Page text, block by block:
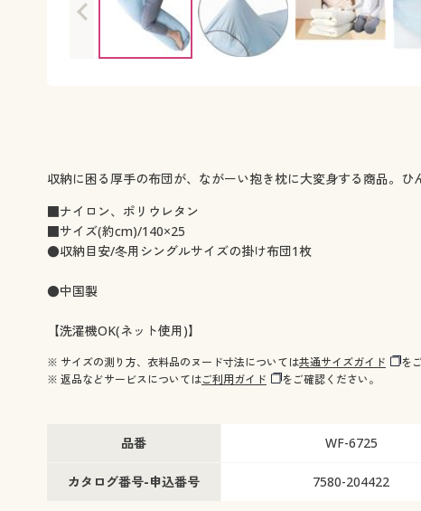
収納に困る厚手の布団が、ながーい抱き枕に大変身する商品。ひ
■ナイロン、ポリウレタン
■サイズ(約cm)/140×25
●収納目安/冬用シングルサイズの掛け布団1枚
●中国製
【洗濯機OK(ネット使用)】
※ サイズの測り方、衣料品のヌード寸法については共通サイズガイド
を
※ 返品などサービスについてはご利用ガイド をご確認ください。
品番 WF-6725
カタログ番号-申込番号 7580-204422